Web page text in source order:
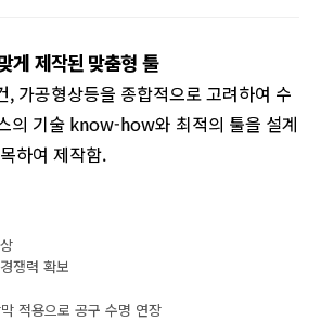
게 제작된 맞춤형 툴
, 가공형상등을 종합적으로 고려하여 수
의 기술 know-how와 최적의 툴을 설계
하여 제작함.
쟁력 확보
적용으로 공구 수명 연장